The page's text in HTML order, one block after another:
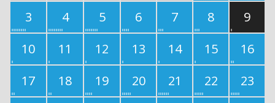
3
4 5 6 7 8
9
10
11 12 13 14 15
16
17
18 19 20 21 22
23